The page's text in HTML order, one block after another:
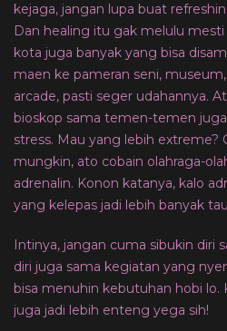
kejaga, jangan lupa buat
Dan healing itu gak melulu
kota juga banyak yang bisa
maen ke pameran seni,
arcade, pasti seger udahannya.
bioskop sama temen-temen
stress. Mau yang lebih extreme?
mungkin, ato cobain olahraga-
adrenalin. Konon katanya, kalo
yang kelepas jadi lebih banyak
Intinya, jangan cuma sibukin diri
diri juga sama kegiatan yang
bisa menuhin kebutuhan hobi lo.
juga jadi lebih enteng yega sih!